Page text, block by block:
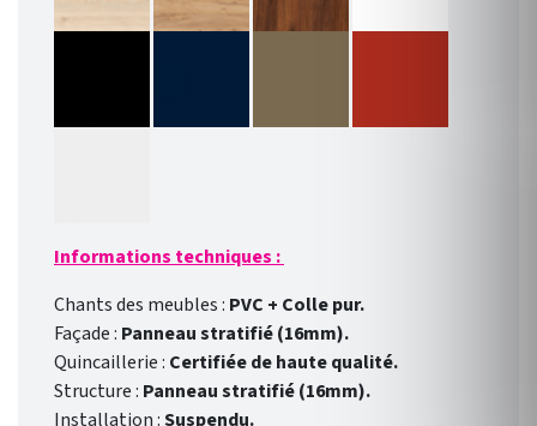
Informations techniques :
Chants des meubles : PVC + Colle pur.
Façade : Panneau stratifié (16mm).
Quincaillerie : Certifiée de haute qualité.
Structure : Panneau stratifié (16mm).
Installation :Suspendu.